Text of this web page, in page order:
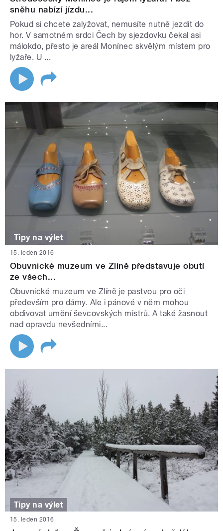
sněhu nabízí jízdu...
Pokud si chcete zalyžovat, nemusíte nutně jezdit do
hor. V samotném srdci Čech by sjezdovku čekal asi
málokdo, přesto je areál Monínec skvělým místem pro
lyžaře. U ...
Tipy na výlet
15. leden 2016
Obuvnické muzeum ve Zlíně představuje obutí
ze všech...
Obuvnické muzeum ve Zlíně je pastvou pro oči
především pro dámy. Ale i pánové v něm mohou
obdivovat umění ševcovských mistrů. A také žasnout
nad opravdu nevšedními...
Tipy na výlet
15. leden 2016